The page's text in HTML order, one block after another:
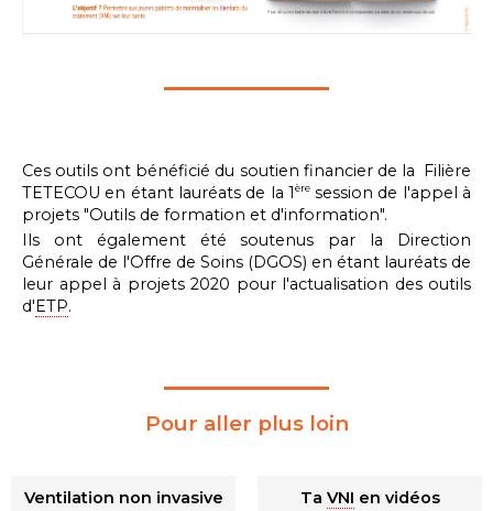
Ces outils ont bénéficié du soutien financier de la Filière
TETECOU en étant lauréats de la 1 èresession de l'appel à
projets "Outils de formation et d'information".
Ils ont également été soutenus par la Direction
Générale de l'Offre de Soins (DGOS) en étant lauréats de
leur appel à projets 2020 pour l'actualisation des outils
d'ETP.
Pour aller plus loin
Ventilation non invasive Ta VNI en vidéos